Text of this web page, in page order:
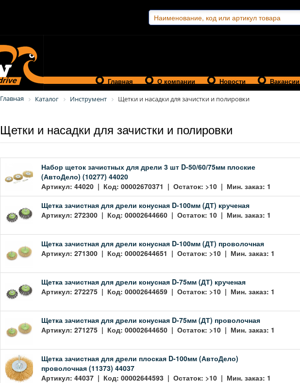
Главная О компании Новости Вакансии
Главная Каталог Инструмент Щетки и насадки для зачистки и полировки
Щетки и насадки для зачистки и полировки
Набор щеток зачистных для дрели 3 шт D-50/60/75мм плоские
(АвтоДело) (10277) 44020
Артикул: 44020 | Код: 00002670371 | Остаток: >10 | Мин. заказ: 1
Щетка зачистная для дрели конусная D-100мм (ДТ) крученая
Артикул: 272300 | Код: 00002644660 | Остаток: 10 | Мин. заказ: 1
Щетка зачистная для дрели конусная D-100мм (ДТ) проволочная
Артикул: 271300 | Код: 00002644651 | Остаток: >10 | Мин. заказ: 1
Щетка зачистная для дрели конусная D-75мм (ДТ) крученая
Артикул: 272275 | Код: 00002644659 | Остаток: >10 | Мин. заказ: 1
Щетка зачистная для дрели конусная D-75мм (ДТ) проволочная
Артикул: 271275 | Код: 00002644650 | Остаток: >10 | Мин. заказ: 1
Щетка зачистная для дрели плоская D-100мм (АвтоДело)
проволочная (11373) 44037
Артикул: 44037 | Код: 00002644593 | Остаток: >10 | Мин. заказ: 1